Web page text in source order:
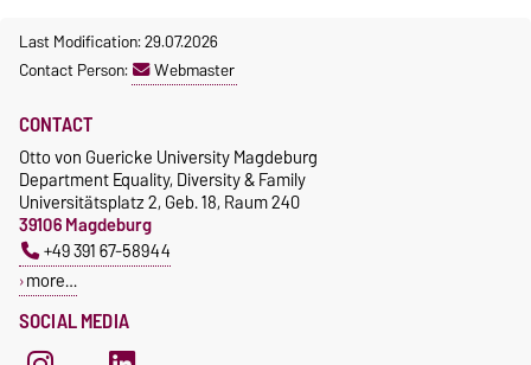
Last Modification: 29.07.2026
Contact Person:
Webmaster
SOCIAL MEDIA
CONTACT
Otto von Guericke University Magdeburg
Department Equality, Diversity & Family
Universitätsplatz 2, Geb. 18, Raum 240
39106 Magdeburg
+49 391 67-58944
more…